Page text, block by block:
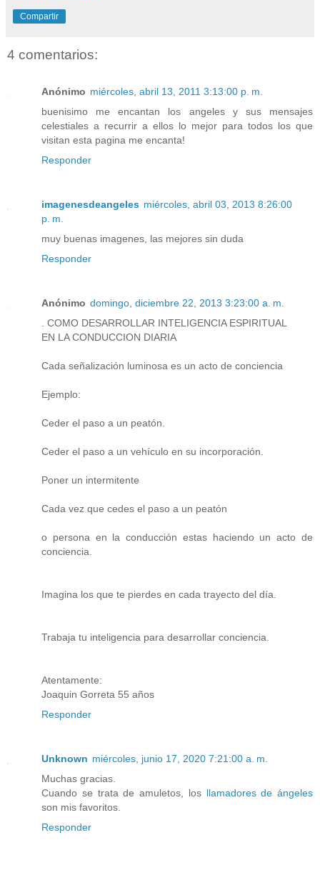
Compartir
4 comentarios:
Anónimo miércoles, abril 13, 2011 3:13:00 p. m.
buenisimo me encantan los angeles y sus mensajes
celestiales a recurrir a ellos lo mejor para todos los que
visitan esta pagina me encanta!
Responder
imagenesdeangeles miércoles, abril 03, 2013 8:26:00
p. m.
muy buenas imagenes, las mejores sin duda
Responder
Anónimo domingo, diciembre 22, 2013 3:23:00 a. m.
. COMO DESARROLLAR INTELIGENCIA ESPIRITUAL
EN LA CONDUCCION DIARIA
Cada señalización luminosa es un acto de conciencia
Ejemplo:
Ceder el paso a un peatón.
Ceder el paso a un vehículo en su incorporación.
Poner un intermitente
Cada vez que cedes el paso a un peatón
o persona en la conducción estas haciendo un acto de
conciencia.
Imagina los que te pierdes en cada trayecto del día.
Trabaja tu inteligencia para desarrollar conciencia.
Atentamente:
Joaquin Gorreta 55 años
Responder
Unknown miércoles, junio 17, 2020 7:21:00 a. m.
Muchas gracias.
Cuando se trata de amuletos, los llamadores de ángeles
son mis favoritos.
Responder